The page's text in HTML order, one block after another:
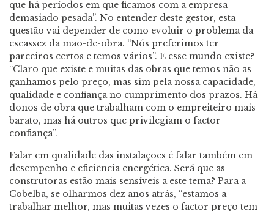
que há períodos em que ficamos com a empresa
demasiado pesada”. No entender deste gestor, esta
questão vai depender de como evoluir o problema da
escassez da mão-de-obra. “Nós preferimos ter
parceiros certos e temos vários”. E esse mundo existe?
“Claro que existe e muitas das obras que temos não as
ganhamos pelo preço, mas sim pela nossa capacidade,
qualidade e confiança no cumprimento dos prazos. Há
donos de obra que trabalham com o empreiteiro mais
barato, mas há outros que privilegiam o factor
confiança”.
Falar em qualidade das instalações é falar também em
desempenho e eficiência energética. Será que as
construtoras estão mais sensíveis a este tema? Para a
Cobelba, se olharmos dez anos atrás, “estamos a
trabalhar melhor, mas muitas vezes o factor preço tem